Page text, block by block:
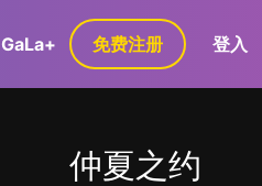
GaLa+ 免费注册 登入
仲夏之约